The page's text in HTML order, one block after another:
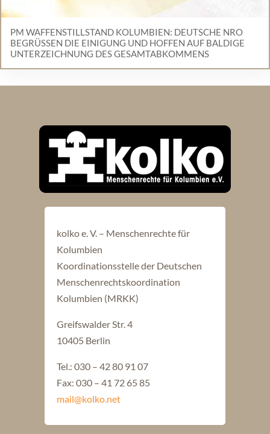
PM WAFFENSTILLSTAND KOLUMBIEN: DEUTSCHE NRO
BEGRÜSSEN DIE EINIGUNG UND HOFFEN AUF BALDIGE U
NTERZEICHNUNG DES GESAMTABKOMMENS
kolko e. V. – Menschenrechte für
Kolumbien
Koordinationsstelle der Deutschen
Menschenrechtskoordination
Kolumbien (MRKK)
Greifswalder Str. 4
10405 Berlin
Tel.: 030 – 42 80 91 07
Fax: 030 – 41 72 65 85
mail@kolko.net